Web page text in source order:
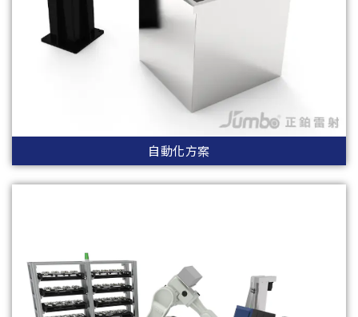
自動化方案